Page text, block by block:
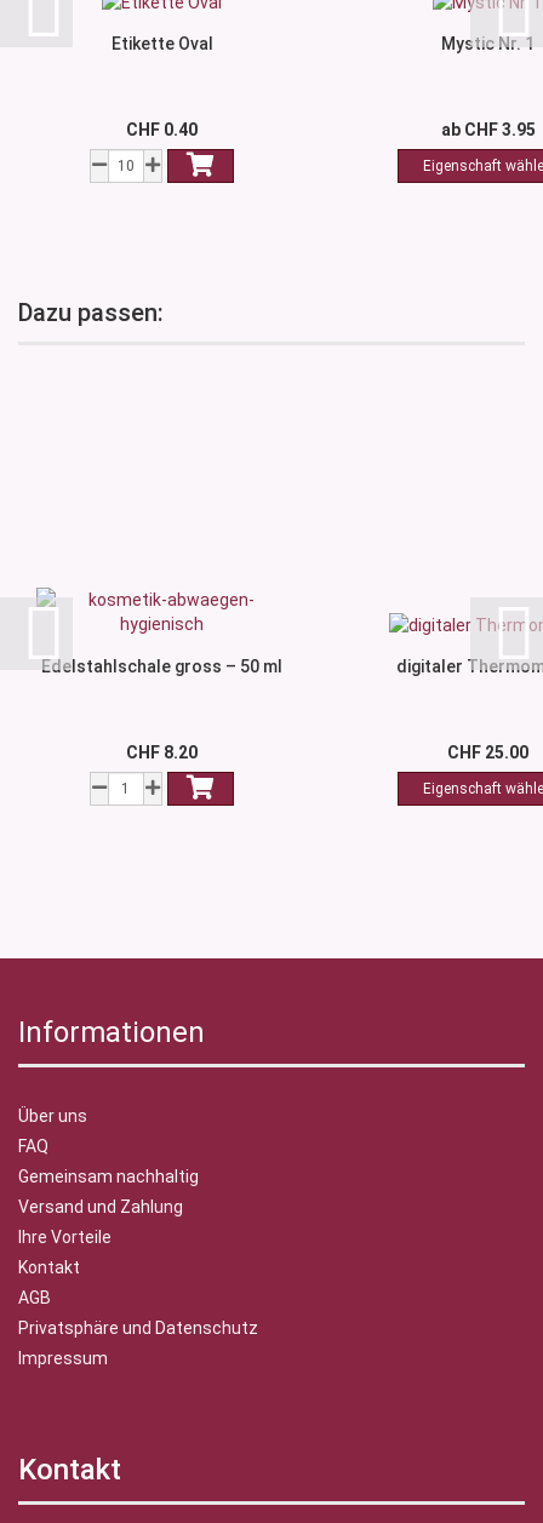
Etikette Oval
CHF 0.40
Mystic Nr. 1
ab CHF 3.95
Dazu passen:
Edelstahlschale gross – 50 ml
CHF 8.20
digitaler
CHF 25.00
Informationen
Über uns
FAQ
Gemeinsam nachhaltig
Versand und Zahlung
Ihre Vorteile
Kontakt
AGB
Privatsphäre und Datenschutz
Impressum
Kontakt